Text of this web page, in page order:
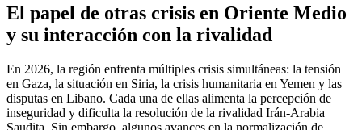
El papel de otras crisis en Oriente Medio
y su interacción con la rivalidad
En 2026, la región enfrenta múltiples crisis simultáneas: la tensión
en Gaza, la situación en Siria, la crisis humanitaria en Yemen y las
disputas en Libano. Cada una de ellas alimenta la percepción de
inseguridad y dificulta la resolución de la rivalidad Irán-Arabia
Saudita. Sin embargo, algunos avances en la normalización de